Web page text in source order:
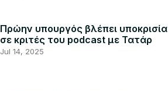
Πρώην υπουργός βλέπει υποκρισία
σε κριτές του podcast με Τατάρ
Jul 14, 2025